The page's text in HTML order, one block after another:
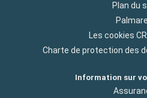
Plan du
Les cookies
Charte de protection des
Information sur